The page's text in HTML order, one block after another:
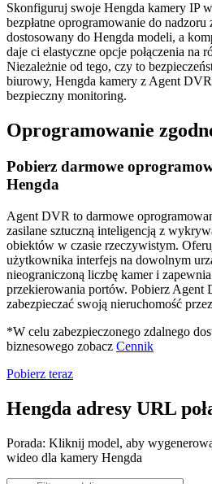
Skonfiguruj swoje Hengda kamery IP
bezpłatne oprogramowanie do
dostosowany do Hengda modeli, a
daje ci elastyczne opcje połączenia na
Niezależnie od tego, czy to
biurowy, Hengda kamery z Agent
bezpieczny monitoring.
Oprogramowanie
Pobierz darmowe
Hengda
Agent DVR to darmowe
zasilane sztuczną inteligencją z
obiektów w czasie rzeczywistym.
użytkownika interfejs na dowolnym
nieograniczoną liczbę kamer i
przekierowania portów. Pobierz Agent
zabezpieczać swoją nieruchomość
*W celu zabezpieczonego zdalnego
biznesowego zobacz Cennik
Pobierz teraz
Hengda adresy URL
Porada: Kliknij model, aby
wideo dla kamery Hengda